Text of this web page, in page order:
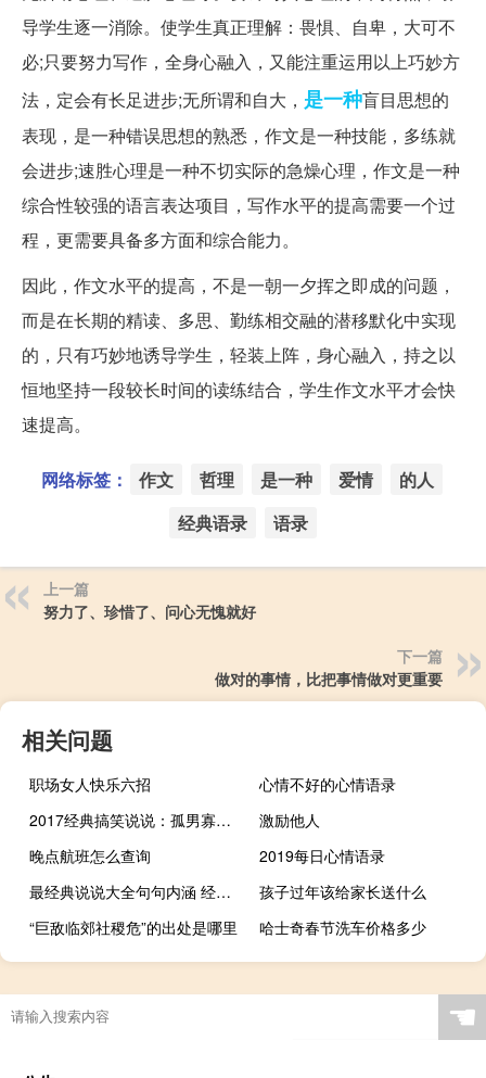
导学生逐一消除。使学生真正理解：畏惧、自卑，大可不
必;只要努力写作，全身心融入，又能注重运用以上巧妙方
法，定会有长足进步;无所谓和自大， 是一种盲目思想的
表现，是一种错误思想的熟悉，作文是一种技能，多练就
会进步;速胜心理是一种不切实际的急燥心理，作文是一种
综合性较强的语言表达项目，写作水平的提高需要一个过
程，更需要具备多方面和综合能力。
因此，作文水平的提高，不是一朝一夕挥之即成的问题，
而是在长期的精读、多思、勤练相交融的潜移默化中实现
的，只有巧妙地诱导学生，轻装上阵，身心融入，持之以
恒地坚持一段较长时间的读练结合，学生作文水平才会快
速提高。
网络标签： 作文 哲理 是一种 爱情
的人
经典语录
语录
上一篇
努力了、珍惜了、问心无愧就好
下一篇
做对的事情，比把事情做对更重要
相关问题
职场女人快乐六招
心情不好的心情语录
2017经典搞笑说说：孤男寡女时，女生说好冷是一种耍流氓的行为
激励他人
晚点航班怎么查询
2019每日心情语录
最经典说说大全句句内涵 经典有内涵说说简短一句话
孩子过年该给家长送什么
“巨敌临郊社稷危”的出处是哪里
哈士奇春节洗车价格多少
☚